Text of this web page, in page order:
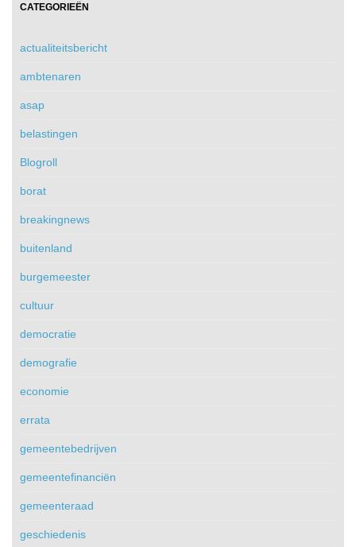
CATEGORIEËN
actualiteitsbericht
ambtenaren
asap
belastingen
Blogroll
borat
breakingnews
buitenland
burgemeester
cultuur
democratie
demografie
economie
errata
gemeentebedrijven
gemeentefinanciën
gemeenteraad
geschiedenis